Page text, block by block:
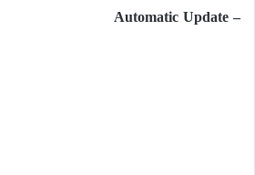
– Automatic Update